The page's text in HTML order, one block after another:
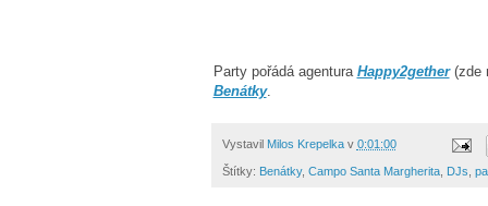
Party pořádá agentura Happy2gether(zde
Benátky.
Vystavil Milos Krepelka v 0:01:00
Štítky: Benátky, Campo Santa Margherita, DJs